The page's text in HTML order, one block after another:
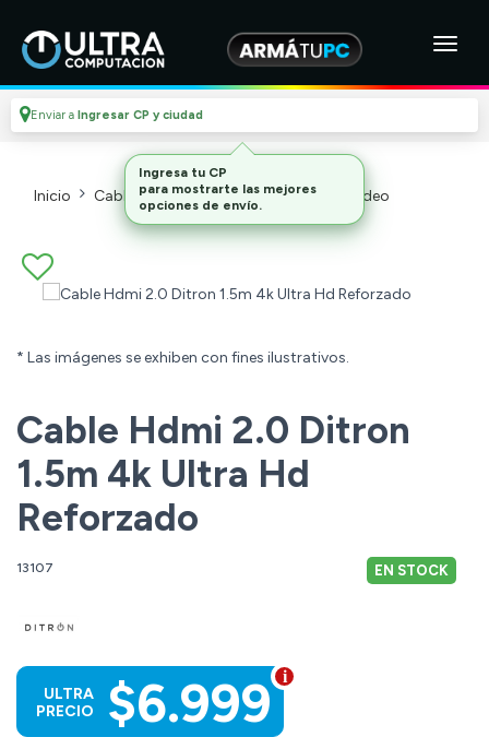
Enviar a Ingresar CP y ciudad
Inicio Cables Y Adaptadores Cables De Video
* Las imágenes se exhiben con fines ilustrativos.
Cable Hdmi 2.0 Ditron
1.5m 4k Ultra Hd
Reforzado
13107 EN STOCK
$6.999
ULTRA
PRECIO